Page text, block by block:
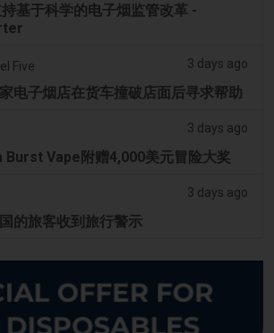
基于科学的电子烟监管改革 -
Five 3 days ago
电子烟店在货车撞破店面后寻求帮助
3 days ago
Burst Vape附赠4,000美元冒险大奖
3 days ago
的旅客收到旅行警示